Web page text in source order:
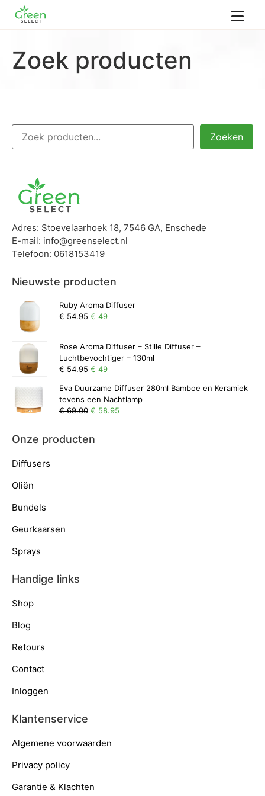
Zoek producten
Zoeken
Adres: Stoevelaarhoek 18, 7546 GA, Enschede
E-mail: info@greenselect.nl
Telefoon: 0618153419
Nieuwste producten
Ruby Aroma Diffuser
€ 54.95 € 49
Rose Aroma Diffuser – Stille Diffuser –
Luchtbevochtiger – 130ml
€ 54.95 € 49
Eva Duurzame Diffuser 280ml Bamboe en Keramiek
tevens een Nachtlamp
€ 69.00 € 58.95
Onze producten
Diffusers
Oliën
Bundels
Geurkaarsen
Sprays
Handige links
Shop
Blog
Retours
Contact
Inloggen
Klantenservice
Algemene voorwaarden
Privacy policy
Garantie & Klachten